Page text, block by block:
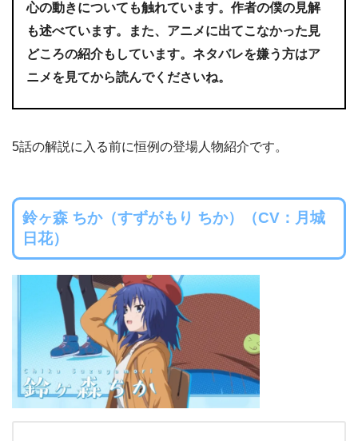
心の動きについても触れています。作者の僕の見解
も述べています。また、アニメに出てこなかった見
どころの紹介もしています。ネタバレを嫌う方はア
ニメを見てから読んでくださいね。
5話の解説に入る前に恒例の登場人物紹介です。
鈴ヶ森 ちか（すずがもり ちか）（CV：月城
日花）